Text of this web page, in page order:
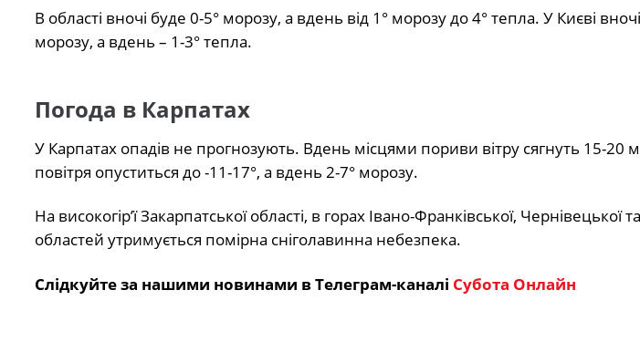
В області вночі буде 0-5° морозу, а вдень від 1° морозу до 4° тепла. У Києві
морозу, а вдень – 1-3° тепла.
Погода в Карпатах
У Карпатах опадів не прогнозують. Вдень місцями пориви вітру сягнуть 15-20
повітря опуститься до -11-17°, а вдень 2-7° морозу.
На високогір’ї Закарпатської області, в горах Івано-Франківської, Чернівецької
областей утримується помірна сніголавинна небезпека.
Слідкуйте за нашими новинами в Телеграм-каналі Субота Онлайн